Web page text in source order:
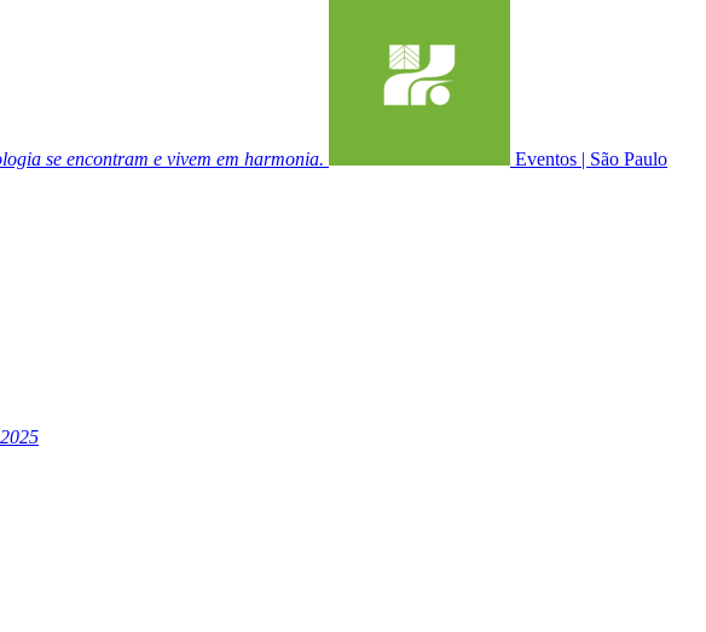
se encontram e vivem em harmonia. Eventos | São Paulo